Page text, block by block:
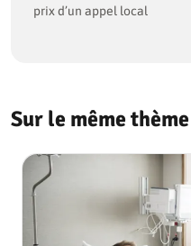
prix d’un appel local
Sur le même thème